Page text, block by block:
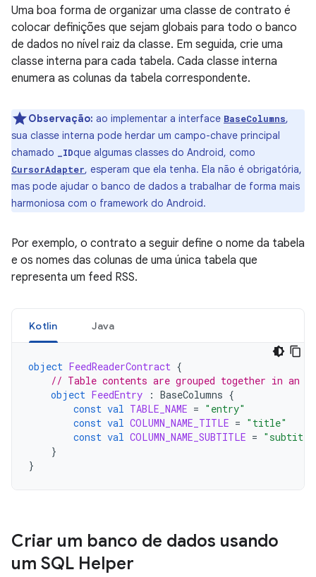
Uma boa forma de organizar uma classe de contrato é
colocar definições que sejam globais para todo o banco
de dados no nível raiz da classe. Em seguida, crie uma
classe interna para cada tabela. Cada classe interna
enumera as colunas da tabela correspondente.
Observação: ao implementar a interface BaseColumns,
sua classe interna pode herdar um campo-chave principal
chamado
_IDque algumas classes do Android, como
CursorAdapter, esperam que ela tenha. Ela não é obrigatória,
mas pode ajudar o banco de dados a trabalhar de forma mais
harmoniosa com o framework do Android.
Por exemplo, o contrato a seguir define o nome da tabela
e os nomes das colunas de uma única tabela que
representa um feed RSS.
Kotlin Java
object FeedReaderContract {
// Table contents are grouped together in an
object FeedEntry : BaseColumns {
const val TABLE_NAME = "entry"
const val COLUMN_NAME_TITLE = "title"
const val COLUMN_NAME_SUBTITLE =
}
}
Criar um banco de dados usando
um SQL Helper